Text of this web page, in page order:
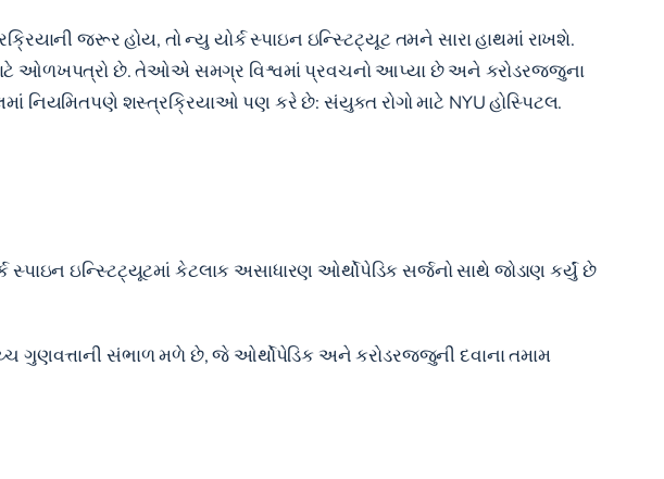
જરૂર હોય, તો ન્યુ યોર્ક સ્પાઇન ઇન્સ્ટિટ્યૂટ તમને સારા હાથમાં રાખશે.
માટે ઓળખપત્રો છે. તેઓએ સમગ્ર વિશ્વમાં પ્રવચનો આપ્યા છે અને કરોડરજ્જુના
નિયમિતપણે શસ્ત્રક્રિયાઓ પણ કરે છે: સંયુક્ત રોગો માટે NYU હોસ્પિટલ.
ઇન્સ્ટિટ્યૂટમાં કેટલાક અસાધારણ ઓર્થોપેડિક સર્જનો સાથે જોડાણ કર્યું છે
ગુણવત્તાની સંભાળ મળે છે, જે ઓર્થોપેડિક અને કરોડરજ્જુની દવાના તમામ